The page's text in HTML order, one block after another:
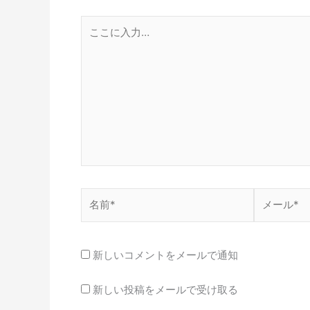
ー
新しいコメントをメールで通知
新しい投稿をメールで受け取る